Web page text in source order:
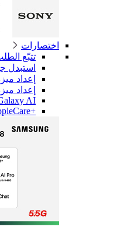
اختصارات
تتبّع الطلب
استبدل جهازك
إعداد ميزة Apple Family Setup
إعداد ميزة Samsung SmartThings
Galaxy AI